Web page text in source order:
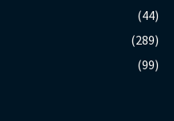
(44)
(289)
(99)